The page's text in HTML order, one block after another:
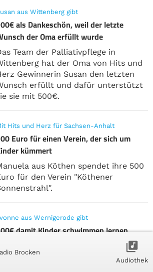
aus Wittenberg gibt
als Dankeschön, weil der letzte
der Oma erfüllt wurde
Team der Palliativpflege in
hat der Oma von Hits und
Gewinnerin Susan den letzten
erfüllt und dafür unterstützt
sie mit 500€.
Hits und Herz für Sachsen-Anhalt
Euro für einen Verein, der sich um
kümmert
aus Köthen spendet ihre 500
für den Verein "Köthener
aus Wernigerode gibt
damit Kinder schwimmen lernen
Um das zu verhindern
Brocken
Audiothek